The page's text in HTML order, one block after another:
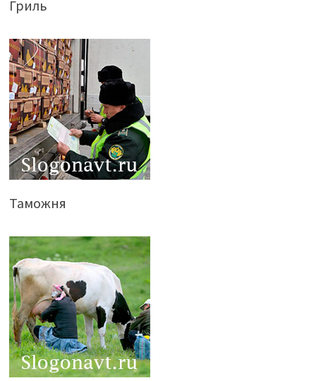
Гриль
Таможня